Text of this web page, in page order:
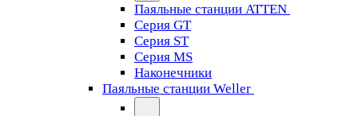
Паяльные станции ATTEN
Серия GT
Серия ST
Серия MS
Наконечники
Паяльные станции Weller